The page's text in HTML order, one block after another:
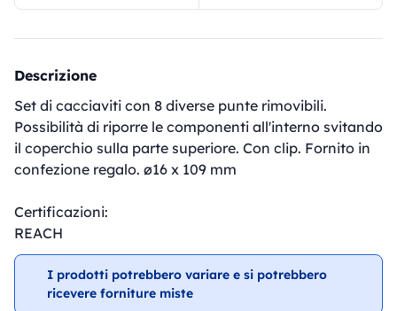
Descrizione
Set di cacciaviti con 8 diverse punte rimovibili.
Possibilità di riporre le componenti all'interno svitando
il coperchio sulla parte superiore. Con clip. Fornito in
confezione regalo. ø16 x 109 mm
Certificazioni:
REACH
I prodotti potrebbero variare e si potrebbero
ricevere forniture miste